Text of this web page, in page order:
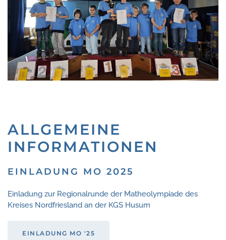
ALLGEMEINE
INFORMATIONEN
EINLADUNG MO 2025
Einladung zur Regionalrunde der Matheolympiade des
Kreises Nordfriesland an der KGS Husum
EINLADUNG MO '25